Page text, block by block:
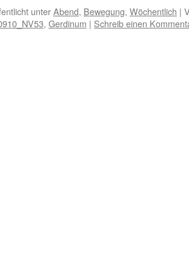
unterAbend, Bewegung, Wöchentlich |
, Gerdinum | Schreib einen